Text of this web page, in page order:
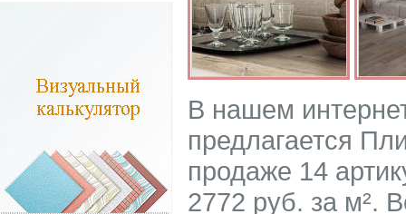
В нашем
предлагается
продаже 14
2772 руб. за м².